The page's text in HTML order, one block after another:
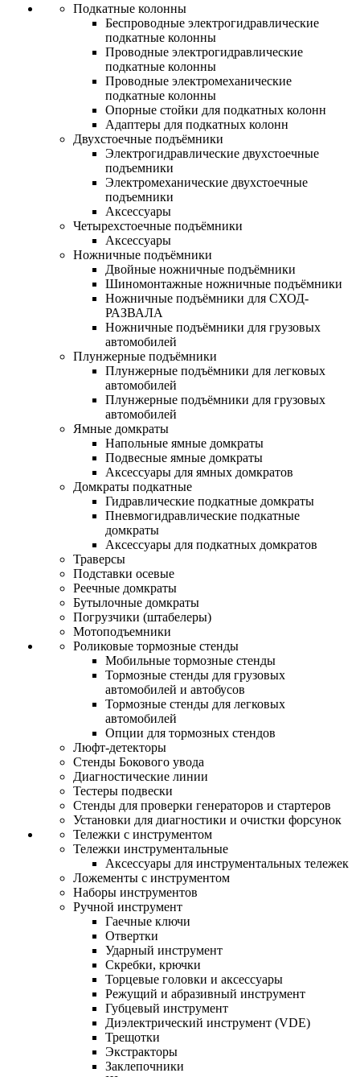
Подкатные колонны
Беспроводные электрогидравлические
подкатные колонны
Проводные электрогидравлические
подкатные колонны
Проводные электромеханические
подкатные колонны
Опорные стойки для подкатных колонн
Адаптеры для подкатных колонн
Двухстоечные подъёмники
Электрогидравлические двухстоечные
подъемники
Электромеханические двухстоечные
подъемники
Аксессуары
Четырехстоечные подъёмники
Аксессуары
Ножничные подъёмники
Двойные ножничные подъёмники
Шиномонтажные ножничные подъёмники
Ножничные подъёмники для СХОД-
РАЗВАЛА
Ножничные подъёмники для грузовых
автомобилей
Плунжерные подъёмники
Плунжерные подъёмники для легковых
автомобилей
Плунжерные подъёмники для грузовых
автомобилей
Ямные домкраты
Напольные ямные домкраты
Подвесные ямные домкраты
Аксессуары для ямных домкратов
Домкраты подкатные
Гидравлические подкатные домкраты
Пневмогидравлические подкатные
домкраты
Аксессуары для подкатных домкратов
Траверсы
Подставки осевые
Реечные домкраты
Бутылочные домкраты
Погрузчики (штабелеры)
Мотоподъемники
Роликовые тормозные стенды
Мобильные тормозные стенды
Тормозные стенды для грузовых
автомобилей и автобусов
Тормозные стенды для легковых
автомобилей
Опции для тормозных стендов
Люфт-детекторы
Стенды Бокового увода
Диагностические линии
Тестеры подвески
Стенды для проверки генераторов и стартеров
Установки для диагностики и очистки форсунок
Тележки с инструментом
Тележки инструментальные
Аксессуары для инструментальных тележек
Ложементы с инструментом
Наборы инструментов
Ручной инструмент
Гаечные ключи
Отвертки
Ударный инструмент
Скребки, крючки
Торцевые головки и аксессуары
Режущий и абразивный инструмент
Губцевый инструмент
Диэлектрический инструмент (VDE)
Трещотки
Экстракторы
Заклепочники